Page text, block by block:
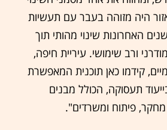
היה מזוהה בעבר עם תעשיות
האחרונות שינוי מהותי תוך
ורב שימושי. עיריית חיפה,
קידמו כאן תוכנית המאפשרת
מ"ר בייעוד תעסוקה, הכולל מבנים
פיתוח ומשרדים".